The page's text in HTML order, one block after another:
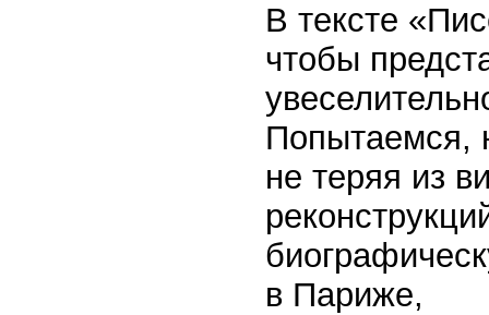
В тексте
чтобы
Попытаемся,
не теряя из
в Париже,